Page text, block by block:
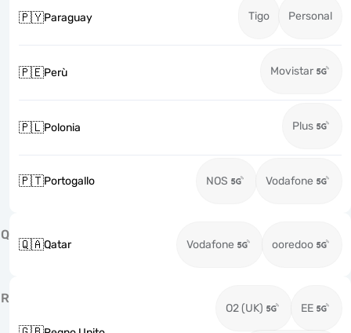
🇵🇾Paraguay Tigo Personal
🇵🇪Perù Movistar
🇵🇱Polonia Plus
🇵🇹Portogallo NOS Vodafone
Q
🇶🇦Qatar Vodafone ooredoo
R
O2 (UK) EE